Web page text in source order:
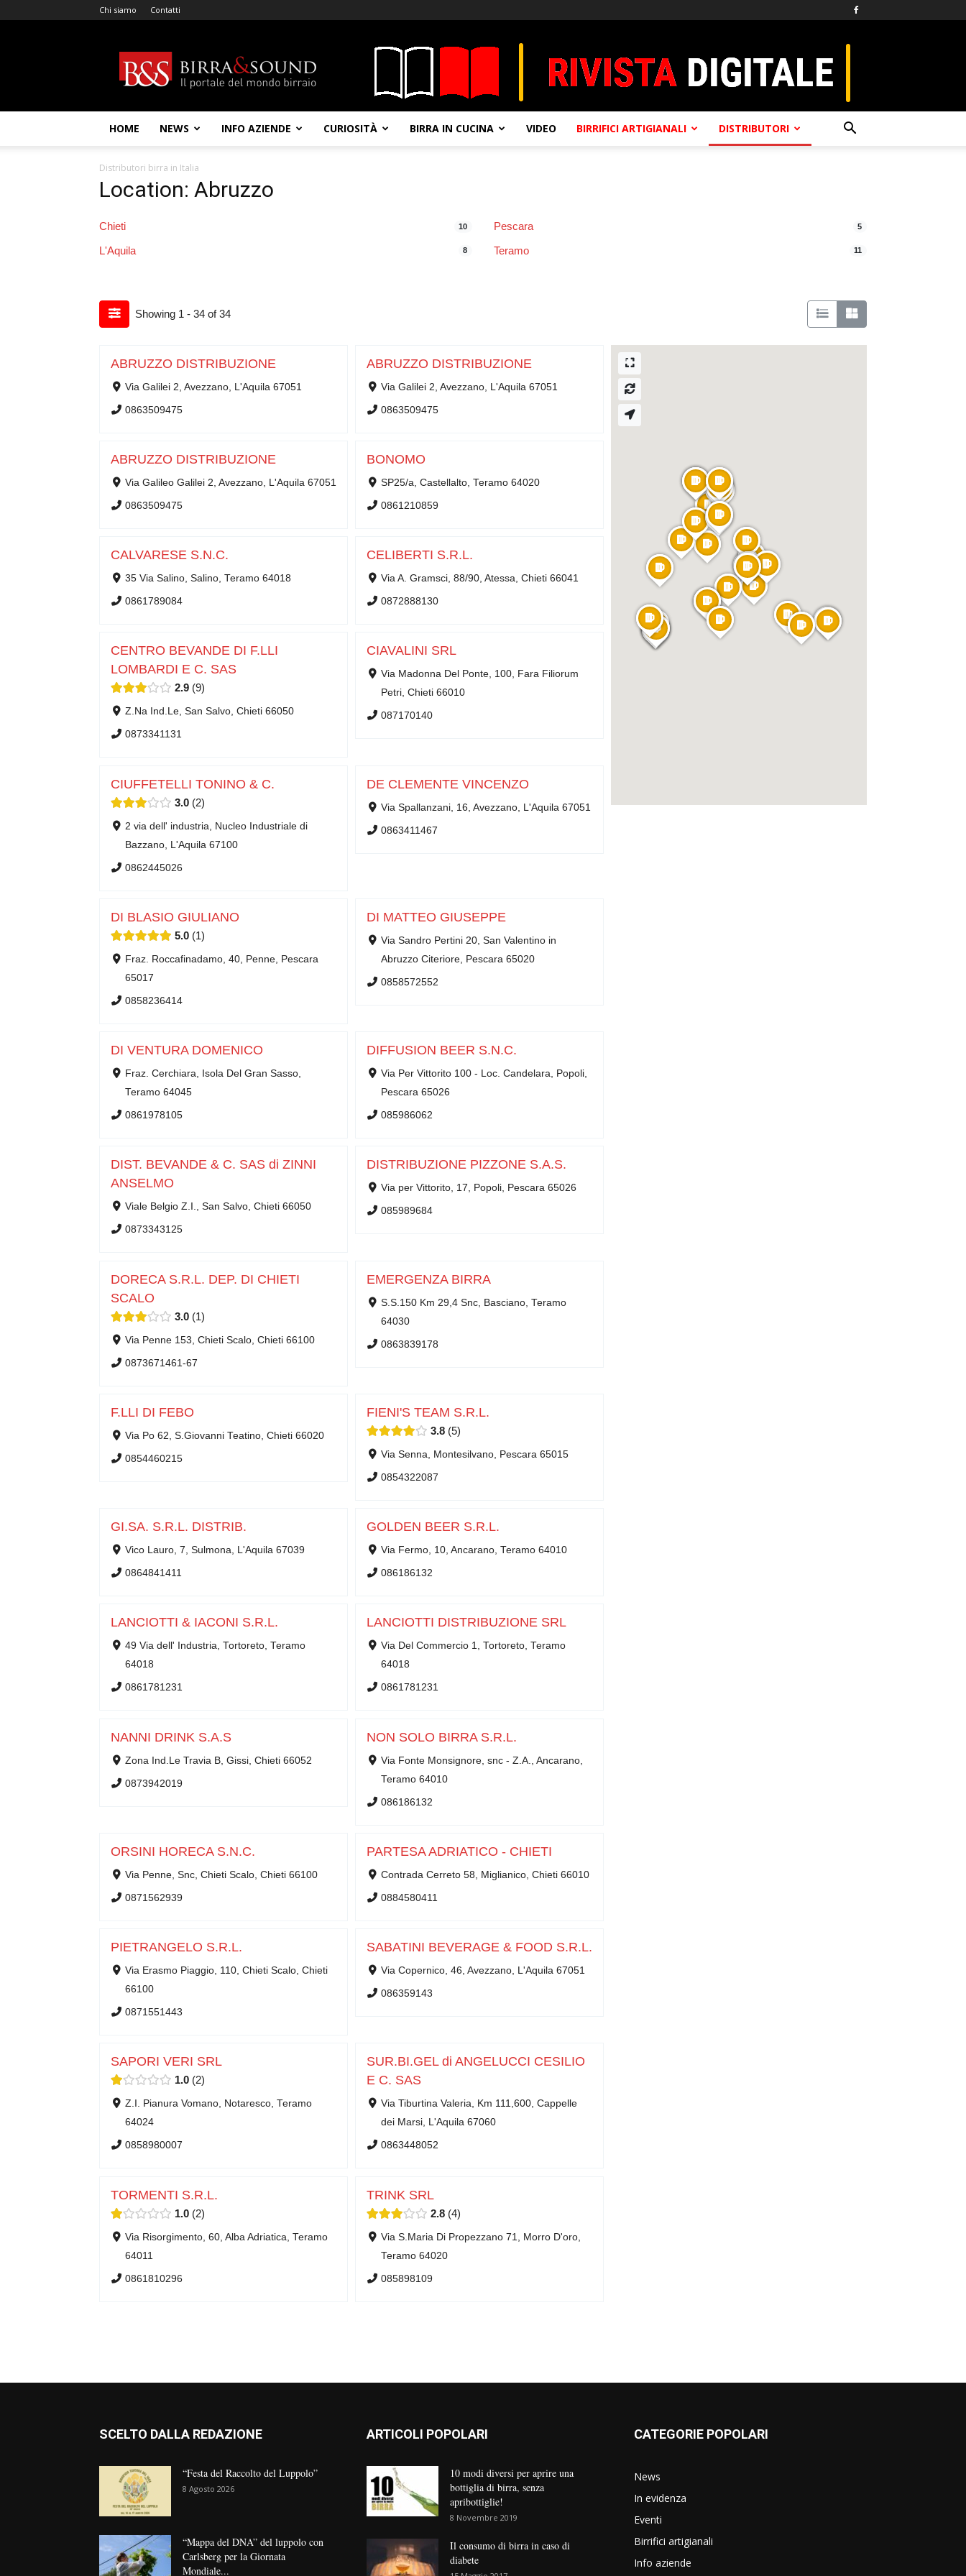
Chi siamo Contatti
&
Sound
HOME NEWS INFO AZIENDE CURIOSITÀ BIRRA IN CUCINA VIDEO BIRRIFICI ARTIGIANALI DISTRIBUTORI
Distributori birra in Italia
Location: Abruzzo
Chieti 10
L'Aquila 8
Pescara 5
Teramo 11
Showing 1 - 34 of 34
ABRUZZO DISTRIBUZIONE
Via Galilei 2, Avezzano, L'Aquila 67051
0863509475
ABRUZZO DISTRIBUZIONE
Via Galilei 2, Avezzano, L'Aquila 67051
0863509475
ABRUZZO DISTRIBUZIONE
Via Galileo Galilei 2, Avezzano, L'Aquila 67051
0863509475
BONOMO
SP25/a, Castellalto, Teramo 64020
0861210859
CALVARESE S.N.C.
35 Via Salino, Salino, Teramo 64018
0861789084
CELIBERTI S.R.L.
Via A. Gramsci, 88/90, Atessa, Chieti 66041
0872888130
CENTRO BEVANDE DI F.LLI
LOMBARDI E C. SAS
2.9 9
Z.Na Ind.Le, San Salvo, Chieti 66050
0873341131
CIAVALINI SRL
Via Madonna Del Ponte, 100, Fara Filiorum
Petri, Chieti 66010
087170140
CIUFFETELLI TONINO & C.
3.0 2
2 via dell' industria, Nucleo Industriale di
Bazzano, L'Aquila 67100
0862445026
DE CLEMENTE VINCENZO
Via Spallanzani, 16, Avezzano, L'Aquila 67051
0863411467
DI BLASIO GIULIANO
5.0 1
Fraz. Roccafinadamo, 40, Penne, Pescara
65017
0858236414
DI MATTEO GIUSEPPE
Via Sandro Pertini 20, San Valentino in
Abruzzo Citeriore, Pescara 65020
0858572552
DI VENTURA DOMENICO
Fraz. Cerchiara, Isola Del Gran Sasso,
Teramo 64045
0861978105
DIFFUSION BEER S.N.C.
Via Per Vittorito 100 - Loc. Candelara, Popoli,
Pescara 65026
085986062
DIST. BEVANDE & C. SAS di ZINNI
ANSELMO
Viale Belgio Z.I., San Salvo, Chieti 66050
0873343125
DISTRIBUZIONE PIZZONE S.A.S.
Via per Vittorito, 17, Popoli, Pescara 65026
085989684
DORECA S.R.L. DEP. DI CHIETI
SCALO
3.0 1
Via Penne 153, Chieti Scalo, Chieti 66100
0873671461-67
EMERGENZA BIRRA
S.S.150 Km 29,4 Snc, Basciano, Teramo
64030
0863839178
F.LLI DI FEBO
Via Po 62, S.Giovanni Teatino, Chieti 66020
0854460215
FIENI'S TEAM S.R.L.
3.8 5
Via Senna, Montesilvano, Pescara 65015
0854322087
GI.SA. S.R.L. DISTRIB.
Vico Lauro, 7, Sulmona, L'Aquila 67039
0864841411
GOLDEN BEER S.R.L.
Via Fermo, 10, Ancarano, Teramo 64010
086186132
LANCIOTTI & IACONI S.R.L.
49 Via dell' Industria, Tortoreto, Teramo
64018
0861781231
LANCIOTTI DISTRIBUZIONE SRL
Via Del Commercio 1, Tortoreto, Teramo
64018
0861781231
NANNI DRINK S.A.S
Zona Ind.Le Travia B, Gissi, Chieti 66052
0873942019
NON SOLO BIRRA S.R.L.
Via Fonte Monsignore, snc - Z.A., Ancarano,
Teramo 64010
086186132
ORSINI HORECA S.N.C.
Via Penne, Snc, Chieti Scalo, Chieti 66100
0871562939
PARTESA ADRIATICO - CHIETI
Contrada Cerreto 58, Miglianico, Chieti 66010
0884580411
PIETRANGELO S.R.L.
Via Erasmo Piaggio, 110, Chieti Scalo, Chieti
66100
0871551443
SABATINI BEVERAGE & FOOD S.R.L.
Via Copernico, 46, Avezzano, L'Aquila 67051
086359143
SAPORI VERI SRL
1.0 2
Z.I. Pianura Vomano, Notaresco, Teramo
64024
0858980007
SUR.BI.GEL di ANGELUCCI CESILIO
E C. SAS
Via Tiburtina Valeria, Km 111,600, Cappelle
dei Marsi, L'Aquila 67060
0863448052
TORMENTI S.R.L.
1.0 2
Via Risorgimento, 60, Alba Adriatica, Teramo
64011
0861810296
TRINK SRL
2.8 4
Via S.Maria Di Propezzano 71, Morro D'oro,
Teramo 64020
085898109
SCELTO DALLA REDAZIONE
“Festa del Raccolto del Luppolo”
8 Agosto 2026
“Mappa del DNA” del luppolo con
Carlsberg per la Giornata
Mondiale...
ARTICOLI POPOLARI
10 modi diversi per aprire una
bottiglia di birra, senza
apribottiglie!
8 Novembre 2019
Il consumo di birra in caso di
diabete
CATEGORIE POPOLARI
News
In evidenza
Eventi
Birrifici artigianali
Info aziende